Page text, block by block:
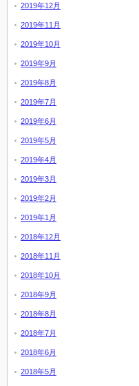
2019年12月
2019年11月
2019年10月
2019年9月
2019年8月
2019年7月
2019年6月
2019年5月
2019年4月
2019年3月
2019年2月
2019年1月
2018年12月
2018年11月
2018年10月
2018年9月
2018年8月
2018年7月
2018年6月
2018年5月